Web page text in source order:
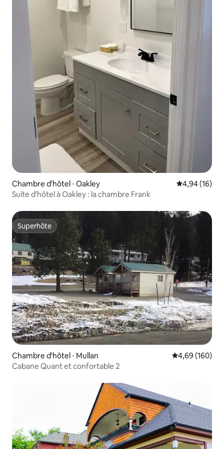
Chambre d'hôtel ⋅ Oakley Évaluation
4,94 (16)
Suite d'hôtel à Oakley : la chambre Frank
Superhôte
Superhôte
Chambre d'hôtel ⋅ Mullan Évaluation
4,69 (160)
Cabane Quant et confortable 2